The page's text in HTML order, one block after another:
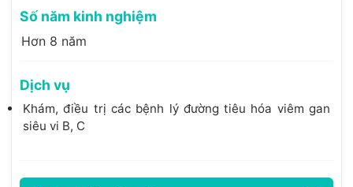
Số năm kinh nghiệm
Hơn 8 năm
Dịch vụ
Khám, điều trị các bệnh lý đường tiêu hóa viêm gan
siêu vi B, C